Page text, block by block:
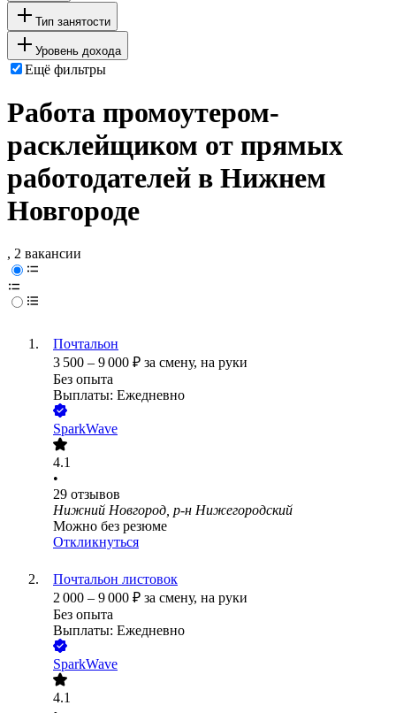
Тип занятости
Уровень дохода
Ещё фильтры
Работа промоутером-
расклейщиком от прямых
работодателей в Нижнем
Новгороде
, 2 вакансии
Почтальон
3 500 – 9 000 ₽ за смену, на руки
Без опыта
Выплаты: Ежедневно
SparkWave
4.1
•
29 отзывов
Нижний Новгород, р-н Нижегородский
Можно без резюме
Откликнуться
Почтальон листовок
2 000 – 9 000 ₽ за смену, на руки
Без опыта
Выплаты: Ежедневно
SparkWave
4.1